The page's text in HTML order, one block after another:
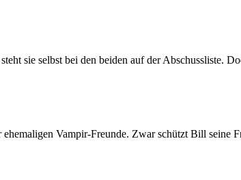
sie selbst bei den beiden auf der Abschussliste.
Vampir-Freunde. Zwar schützt Bill seine